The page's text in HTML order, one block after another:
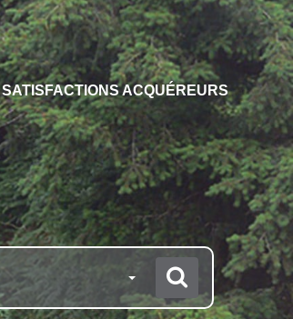
SATISFACTIONS ACQUÉREURS